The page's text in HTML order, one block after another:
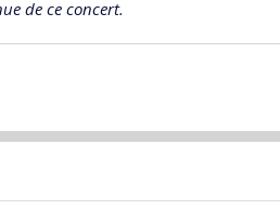
de ce concert.